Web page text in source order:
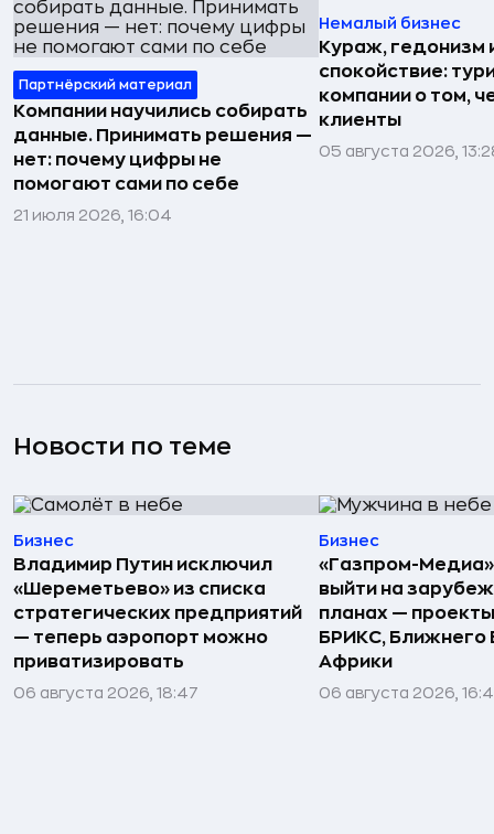
Партнёрский материал
Компании научились собирать
данные. Принимать решения —
нет: почему цифры не
помогают сами по себе
21 июля 2026, 16:04
Немалый бизнес
Кураж, гедонизм
спокойствие:
компании о том,
клиенты
05 августа 2026,
Новости по теме
Бизнес
Владимир Путин исключил
«Шереметьево» из списка
стратегических предприятий
— теперь аэропорт можно
приватизировать
06 августа 2026, 18:47
Бизнес
«Газпром-Медиа»
выйти на
планах —
БРИКС, Ближнего
Африки
06 августа 2026,